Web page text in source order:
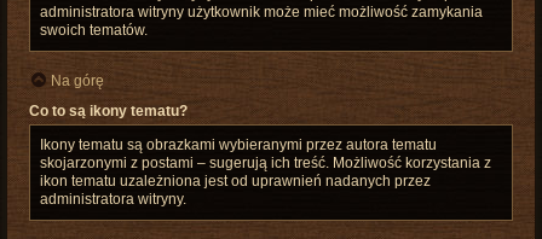
administratora witryny użytkownik może mieć możliwość zamykania
swoich tematów.
Na górę
Co to są ikony tematu?
Ikony tematu są obrazkami wybieranymi przez autora tematu
skojarzonymi z postami – sugerują ich treść. Możliwość korzystania z
ikon tematu uzależniona jest od uprawnień nadanych przez
administratora witryny.